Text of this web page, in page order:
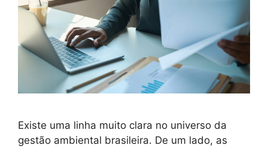
Existe uma linha muito clara no universo da
gestão ambiental brasileira. De um lado, as